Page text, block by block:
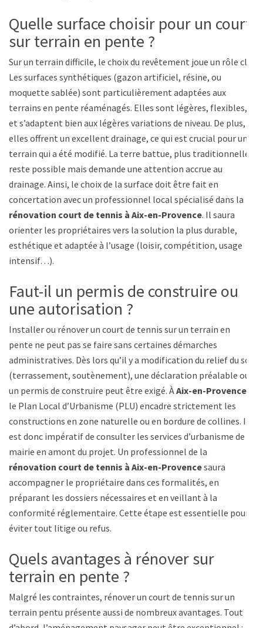
Quelle surface choisir pour un court
sur terrain en pente ?
Sur un terrain difficile, le choix du revêtement joue un rôle clé.
Les surfaces synthétiques (gazon artificiel, résine, ou
moquette sablée) sont particulièrement adaptées aux
terrains en pente réaménagés. Elles sont légères, flexibles,
et s’adaptent bien aux légères variations de niveau. De plus,
elles offrent un excellent drainage, ce qui est crucial pour un
terrain qui a été modifié. La terre battue, plus traditionnelle,
reste possible mais demande une attention accrue au
drainage. Ainsi, le choix de la surface doit être fait en
concertation avec un professionnel local spécialisé dans la
rénovation court de tennis à Aix-en-Provence. Il saura
orienter les propriétaires vers la solution la plus durable,
esthétique et adaptée à l’usage (loisir, compétition, usage
intensif…).
Faut-il un permis de construire ou
une autorisation ?
Installer ou rénover un court de tennis sur un terrain en
pente ne peut pas se faire sans certaines démarches
administratives. Dès lors qu’il y a modification du relief du sol
(terrassement, soutènement), une déclaration préalable ou
un permis de construire peut être exigé. ÀAix-en-Provence
le Plan Local d’Urbanisme (PLU) encadre strictement les
constructions en zone naturelle ou en bordure de collines. Il
est donc impératif de consulter les services d’urbanisme de la
mairie en amont du projet. Un professionnel de la
rénovation court de tennis à Aix-en-Provencesaura
accompagner le propriétaire dans ces formalités, en
préparant les dossiers nécessaires et en veillant à la
conformité réglementaire. Cette étape est essentielle pour
éviter tout litige ou refus.
Quels avantages à rénover sur
terrain en pente ?
Malgré les contraintes, rénover un court de tennis sur un
terrain pentu présente aussi de nombreux avantages. Tout